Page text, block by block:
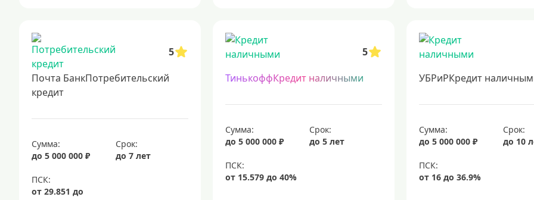
5
Почта БанкПотребительский
кредит
Сумма:
до 5 000 000 ₽
Срок:
до 7 лет
5
ТинькоффКредит наличными
Сумма:
до 5 000 000 ₽
Срок:
до 5 лет
УБРиРКредит
Сумма:
до 5 000 000 ₽
Срок:
до 10